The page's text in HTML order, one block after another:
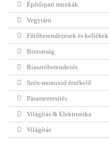
Építőipari munkák
Vegyiáru
Fűtőberendezések és kellékek
Biztonság
Riasztóberendezés
Szén-monoxid érzékelő
Páramentesítés
Világítás & Elektronika
Világítás